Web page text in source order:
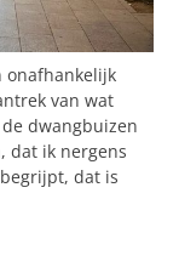
onafhankelijk
van wat
dwangbuizen
dat ik nergens
dat is